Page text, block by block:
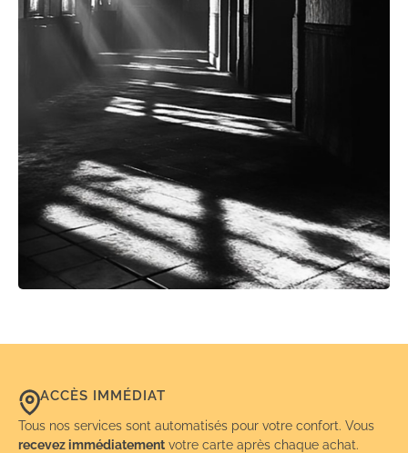
ACCÈS IMMÉDIAT
Tous nos services sont automatisés pour votre confort. Vous
recevez immédiatement votre carte après chaque achat.